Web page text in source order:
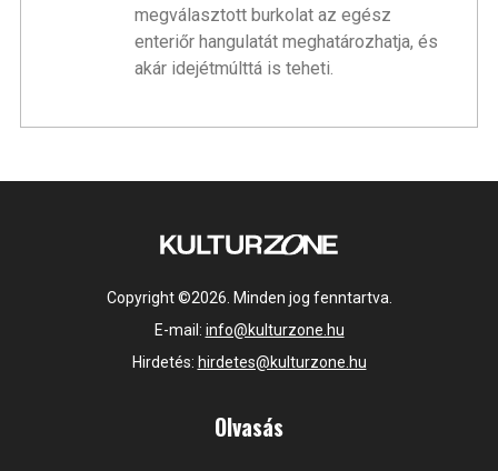
megválasztott burkolat az egész
enteriőr hangulatát meghatározhatja, és
akár idejétmúlttá is teheti.
Copyright ©2026. Minden jog fenntartva.
E-mail: info@kulturzone.hu
Hirdetés: hirdetes@kulturzone.hu
Olvasás